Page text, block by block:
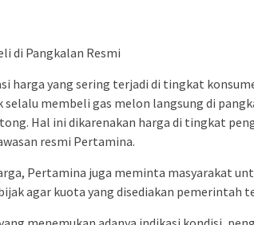
di Pangkalan Resmi
harga yang sering terjadi di tingkat
selalu membeli gas melon langsung di
Hal ini dikarenakan harga di tingkat
resmi Pertamina.
Pertamina juga meminta masyarakat
agar kuota yang disediakan pemerintah